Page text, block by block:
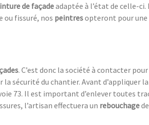
de façadeadaptée à l’état de celle-ci.
ou fissuré, nos peintresopteront pour
. C’est donc la société à contacter
la sécurité du chantier. Avant d’appliquer la
73. Il est important d’enlever toutes
l’artisan effectuera un rebouchage